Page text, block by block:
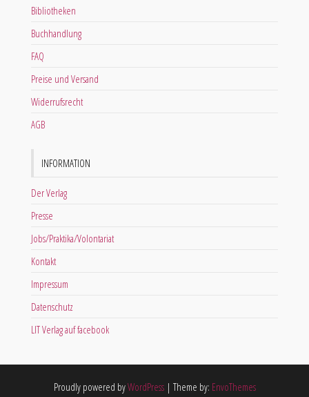
Bibliotheken
Buchhandlung
FAQ
Preise und Versand
Widerrufsrecht
AGB
INFORMATION
Der Verlag
Presse
Jobs/Praktika/Volontariat
Kontakt
Impressum
Datenschutz
LIT Verlag auf facebook
Proudly powered byWordPress | Theme by: EnvoThemes